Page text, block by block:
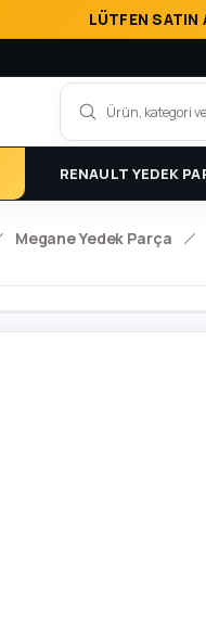
LÜTFEN SATIN
RENAULT YEDEK
Megane Yedek Parça